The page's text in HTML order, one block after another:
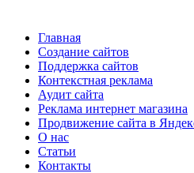
Главная
Создание сайтов
Поддержка сайтов
Контекстная реклама
Аудит сайта
Реклама интернет магазина
Продвижение сайта в
О нас
Статьи
Контакты